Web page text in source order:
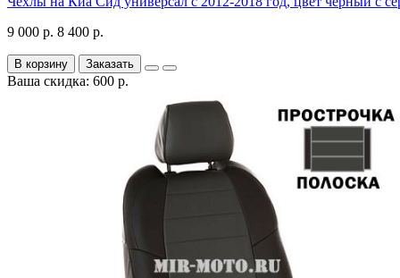
9 000 р. 8 400 р.
В корзину Заказать
Ваша скидка: 600 р.